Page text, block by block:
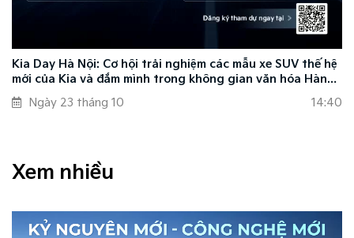
Xem nhiều
Kia Day Hà Nội: Cơ hội trải nghiệm các mẫu xe SUV thế hệ
mới của Kia và đắm mình trong không gian văn hóa Hàn
Quốc
Ngày 23 tháng 10 14:40